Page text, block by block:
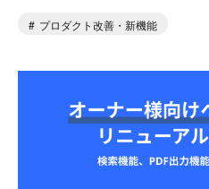
プロダクト改善・新機能